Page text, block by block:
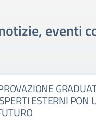
eventi
ESTERNI PON